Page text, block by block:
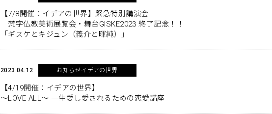
【7/8開催：イデアの世界】緊急特別講演会
梵字仏教美術展覧会・舞台GISKE2023 終了記念！！
「ギスケとキジュン（義介と暉純）」
2023.04.12 お知らせイデアの世界
【4/19開催：イデアの世界】
〜LOVE ALL〜 一生愛し愛されるための恋愛講座